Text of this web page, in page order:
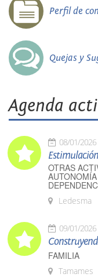
Perfil de
Quejas y
Agenda
08/01/2026
OTRAS
Ledesma
09/01/2026
FAMILIA
Tamames